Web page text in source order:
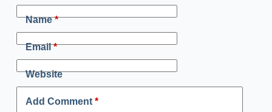
Name*
Email*
Website
Add Comment*